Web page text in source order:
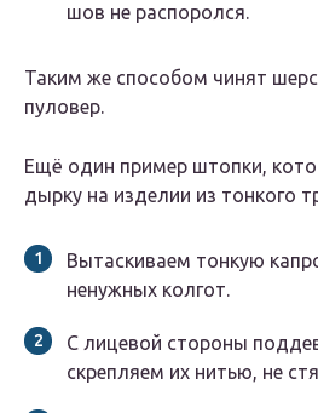
шов не распоролся.
Таким же способом чинят
пуловер.
Ещё один пример штопки,
дырку на изделии из тонкого
Вытаскиваем тонкую
ненужных колгот.
С лицевой стороны
скрепляем их нитью, не